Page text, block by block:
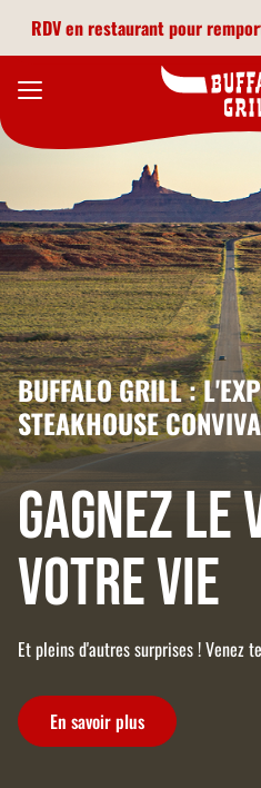
RDV en restaurant pour
BUFFALO GRILL :
STEAKHOUSE
Gagnez le
votre vie
Et pleins d'autres surprises ! Venez
En savoir plus